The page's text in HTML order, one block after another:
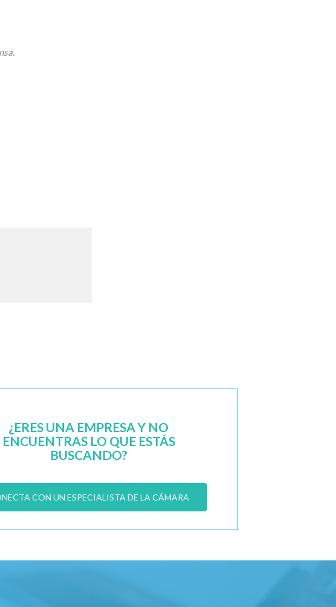
¿ERES UNA EMPRESA Y NO
ENCUENTRAS LO QUE ESTÁS
BUSCANDO?
CON UN ESPECIALISTA DE LA CÁMARA